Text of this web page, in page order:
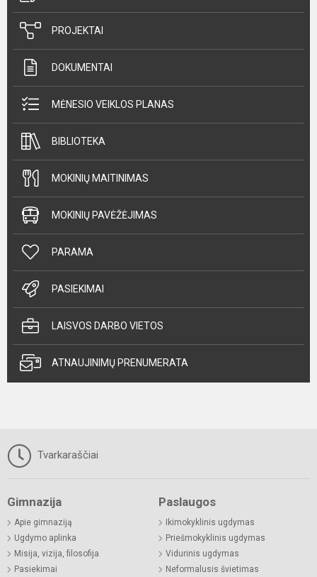
PROJEKTAI
DOKUMENTAI
MĖNESIO VEIKLOS PLANAS
BIBLIOTEKA
MOKINIŲ MAITINIMAS
MOKINIŲ PAVĖŽĖJIMAS
PARAMA
PASIEKIMAI
LAISVOS DARBO VIETOS
ATNAUJINIMŲ PRENUMERATA
Tvarkaraščiai
Gimnazija
Apie gimnaziją
Ugdymo aplinka
Misija, vizija, filosofija
Pasiekimai
Paslaugos
Ikimokyklinis ugdymas
Priešmokyklinis ugdymas
Vidurinis ugdymas
Neformalusis švietimas